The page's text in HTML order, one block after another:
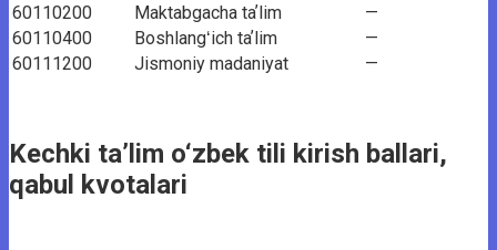
60110200
Maktabgacha taʼlim
—
60110400
Boshlangʻich taʼlim
—
60111200
Jismoniy madaniyat —
Kechki ta’lim o‘zbek tili kirish ballari,
qabul kvotalari